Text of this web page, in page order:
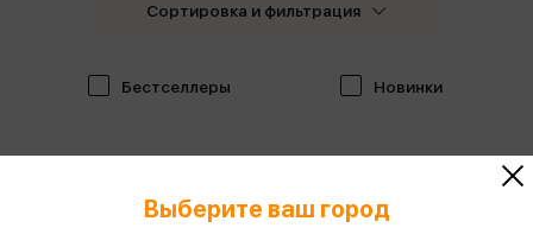
Бестселлеры Новинки
Сортировка и фильтрация
Выберите ваш город